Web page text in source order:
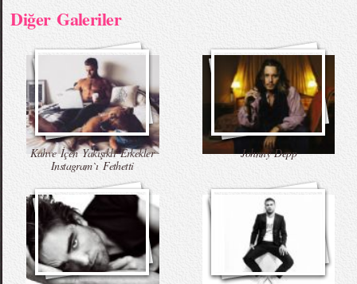
Diğer Galeriler
Kahve İçen Yakışıklı Erkekler
Instagram`ı Fethetti
Johnny Depp